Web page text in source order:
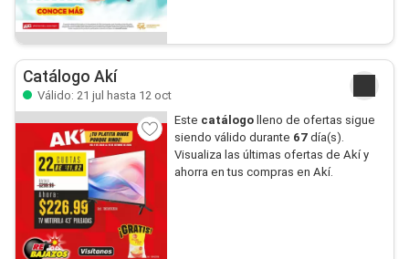
Catálogo Akí
Válido: 21 jul hasta 12 oct
Este catálogo lleno de ofertas sigue
siendo válido durante 67día(s).
Visualiza las últimas ofertas de Akí y
ahorra en tus compras en Akí.